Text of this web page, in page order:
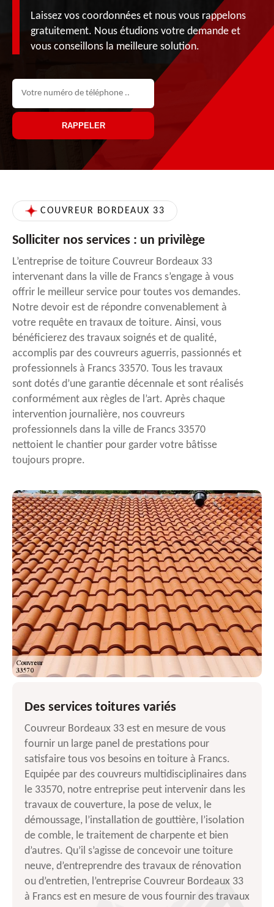
Laissez vos coordonnées et nous vous rappelons
gratuitement. Nous étudions votre demande et
vous conseillons la meilleure solution.
COUVREUR BORDEAUX 33
Solliciter nos services : un privilège
L’entreprise de toiture Couvreur Bordeaux 33
intervenant dans la ville de Francs s’engage à vous
offrir le meilleur service pour toutes vos demandes.
Notre devoir est de répondre convenablement à
votre requête en travaux de toiture. Ainsi, vous
bénéficierez des travaux soignés et de qualité,
accomplis par des couvreurs aguerris, passionnés et
professionnels à Francs 33570. Tous les travaux
sont dotés d’une garantie décennale et sont réalisés
conformément aux règles de l’art. Après chaque
intervention journalière, nos couvreurs
professionnels dans la ville de Francs 33570
nettoient le chantier pour garder votre bâtisse
toujours propre.
Des services toitures variés
Couvreur Bordeaux 33 est en mesure de vous
fournir un large panel de prestations pour
satisfaire tous vos besoins en toiture à Francs.
Equipée par des couvreurs multidisciplinaires dans
le 33570, notre entreprise peut intervenir dans les
travaux de couverture, la pose de velux, le
démoussage, l’installation de gouttière, l’isolation
de comble, le traitement de charpente et bien
d’autres. Qu’il s’agisse de concevoir une toiture
neuve, d’entreprendre des travaux de rénovation
ou d’entretien, l’entreprise Couvreur Bordeaux 33
à Francs est en mesure de vous fournir des travaux